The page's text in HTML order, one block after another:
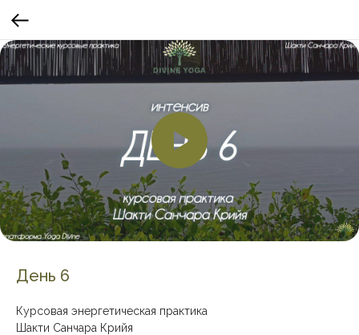
День 6
Курсовая энергетическая практика
Шакти Санчара Крийя